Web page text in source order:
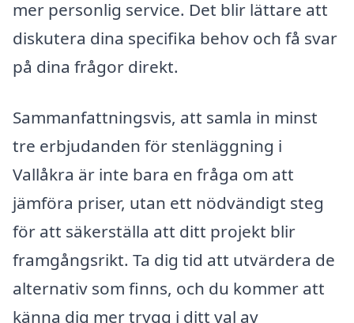
mer personlig service. Det blir lättare att
diskutera dina specifika behov och få svar
på dina frågor direkt.
Sammanfattningsvis, att samla in minst
tre erbjudanden för stenläggning i
Vallåkra är inte bara en fråga om att
jämföra priser, utan ett nödvändigt steg
för att säkerställa att ditt projekt blir
framgångsrikt. Ta dig tid att utvärdera de
alternativ som finns, och du kommer att
känna dig mer trygg i ditt val av